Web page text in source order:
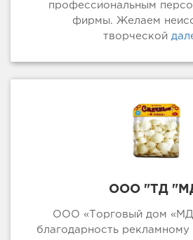
профессиональным
фирмы. Желаем
творческой
ООО "ТД
ООО «Торговый дом
благодарность